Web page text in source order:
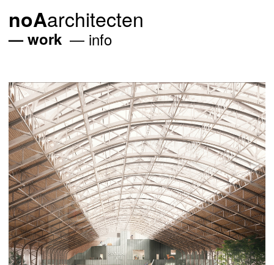
noAarchitecten
work info